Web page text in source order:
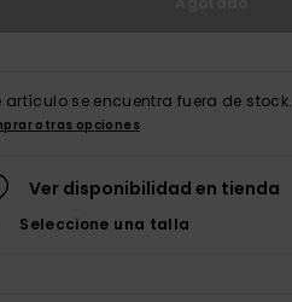
artículo se encuentra fuera de stock.
otras opciones
Ver disponibilidad en tienda
Seleccione una talla